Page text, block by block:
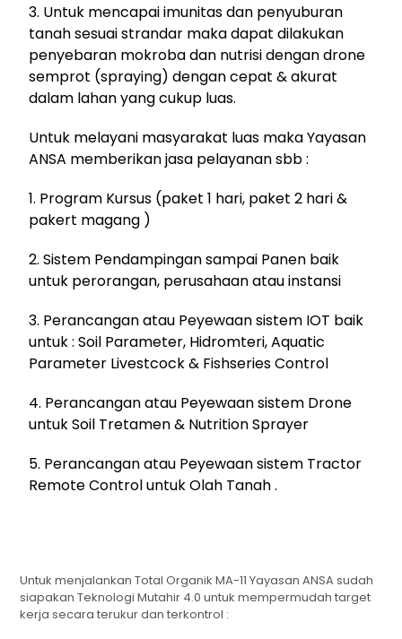
3. Untuk mencapai imunitas dan penyuburan
tanah sesuai strandar maka dapat dilakukan
penyebaran mokroba dan nutrisi dengan drone
semprot (spraying) dengan cepat & akurat
dalam lahan yang cukup luas.
Untuk melayani masyarakat luas maka Yayasan
ANSA memberikan jasa pelayanan sbb :
1. Program Kursus (paket 1 hari, paket 2 hari &
pakert magang )
2. Sistem Pendampingan sampai Panen baik
untuk perorangan, perusahaan atau instansi
3. Perancangan atau Peyewaan sistem IOT baik
untuk : Soil Parameter, Hidromteri, Aquatic
Parameter Livestcock & Fishseries Control
4. Perancangan atau Peyewaan sistem Drone
untuk Soil Tretamen & Nutrition Sprayer
5. Perancangan atau Peyewaan sistem Tractor
Remote Control untuk Olah Tanah .
Untuk menjalankan Total Organik MA-11 Yayasan ANSA sudah
siapakan Teknologi Mutahir 4.0 untuk mempermudah target
kerja secara terukur dan terkontrol :